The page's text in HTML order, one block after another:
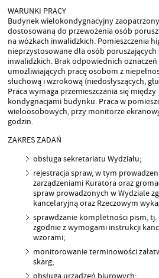
WARUNKI PRACY
Budynek wielokondygnacyjny
dostosowaną do przewożenia osób
na wózkach inwalidzkich. Pomieszczenia
nieprzystosowane dla osób poruszających
inwalidzkich. Brak odpowiednich
umożliwiających pracę osobom z
słuchową i wzrokową (niedosłyszących,
Praca wymaga przemieszczania się między
kondygnacjami budynku. Praca w
wieloosobowych, przy monitorze
godzin.
ZAKRES ZADAŃ
obsługa sekretariatu Wydziału;
rejestracja spraw, w tym
zarządzeniami Kuratora oraz
spraw prowadzonych w Wydziale
kancelaryjną oraz Rzeczowym
sprawdzanie kompletności pism, tj.
zgodnie z wymogami instrukcji
wzorami;
monitorowanie terminowości
skarg;